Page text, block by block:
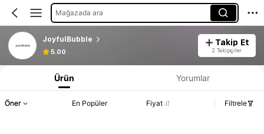
Mağazada ara
JoyfulBubble
5.00
Takip Et
2 Takipçiler
Ürün Yorumlar
Öner En Popüler Fiyat Filtrele